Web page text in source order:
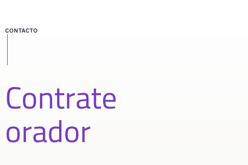
CONTACTO
Contrate
orador